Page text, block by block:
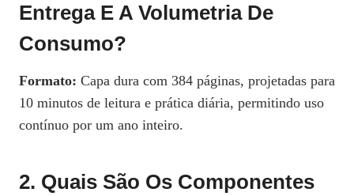
Entrega E A Volumetria De
Consumo?
Formato: Capa dura com 384 páginas, projetadas para
10 minutos de leitura e prática diária, permitindo uso
contínuo por um ano inteiro.
2. Quais São Os Componentes